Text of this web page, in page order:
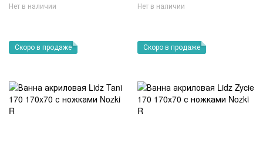
Нет в наличии Нет в наличии
Скоро в продаже Скоро в продаже